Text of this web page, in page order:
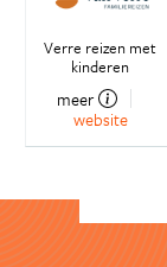
Verre reizen met
kinderen
meer
website